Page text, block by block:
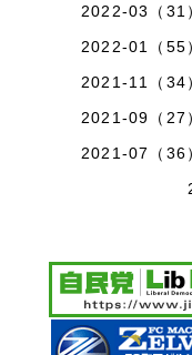
2022-03（31
2022-01（55
2021-11（34
2021-09（27
2021-07（36